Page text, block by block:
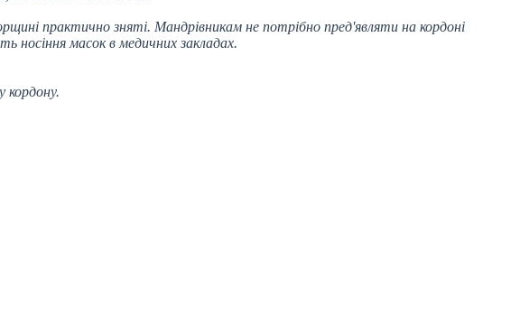
практично зняті. Мандрівникам не потрібно пред'являти на кордоні
носіння масок в медичних закладах.
кордону.